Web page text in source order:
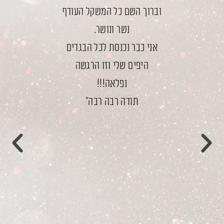
תחושה
ללא
נשנוש,
נעלמת.
כלשהו
וברוך השם כל המשקל העודף
נשר ונושר.
אני כבר נכנסת לכל הבגדים
היפים שלי וזו הרגשה
נפלאה!!!
תודה רבה רבה"
הוא
אני
בלי